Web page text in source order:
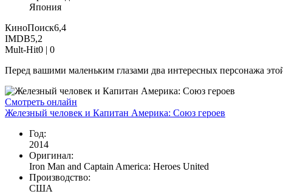
Япония
КиноПоиск6,4
IMDB5,2
Mult-Hit0 | 0
Перед вашими маленьким глазами два интересных персонажа
Смотреть онлайн
Железный человек и Капитан Америка: Союз героев
Год:
2014
Оригинал:
Iron Man and Captain America: Heroes United
Производство:
США